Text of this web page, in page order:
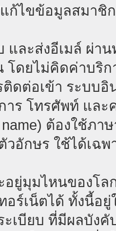
ก้ไขข้อมูลสมาชิ
และส่งอีเมล์ ผ่า
โดยไม่คิดค่าบริก
ดต่อเข้า ระบบอิ
าร โทรศัพท์ และ
name) ต้องใช้ภ
วอักษร ใช้ได้เฉ
อยู่มุมไหนของโล
อร์เน็ตได้ ทั้งนี้อ
เบียบ ที่มีผลบังคั